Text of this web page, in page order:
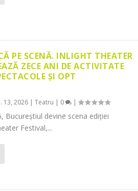
PE SCENĂ. INLIGHT THEATER
ZECE ANI DE ACTIVITATE
ȘI OPT
13, 2026| Teatru | 0 |
Bucureștiul devine scena ediției
Festival,...